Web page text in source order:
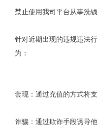
禁止使用我司平台从事洗
针对近期出现的违规违法
为：
套现：通过充值的方式将
诈骗：通过欺诈手段诱导